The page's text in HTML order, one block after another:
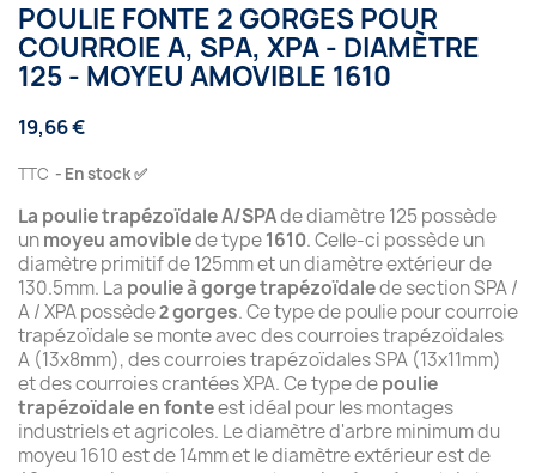
POULIE FONTE 2 GORGES POUR
COURROIE A, SPA, XPA - DIAMÈTRE
125 - MOYEU AMOVIBLE 1610
19,66 €
TTC En stock ✅
La poulie trapézoïdale A/SPAde diamètre 125 possède
unmoyeu amoviblede type1610. Celle-ci possède un
diamètre primitif de 125mm et un diamètre extérieur de
130.5mm. La poulie à gorge trapézoïdalede section SPA /
A / XPA possède2gorges. Ce type de poulie pour courroie
trapézoïdale se monte avec des courroies trapézoïdales
A (13x8mm), des courroies trapézoïdales SPA (13x11mm)
et des courroies crantées XPA. Ce type depoulie
trapézoïdale en fonteest idéal pour les montages
industriels et agricoles. Le diamètre d'arbre minimum du
moyeu 1610 est de 14mm et le diamètre extérieur est de